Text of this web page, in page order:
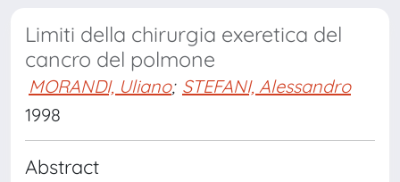
Limiti della chirurgia exeretica del
cancro del polmone
MORANDI, Uliano; STEFANI, Alessandro
1998
Abstract